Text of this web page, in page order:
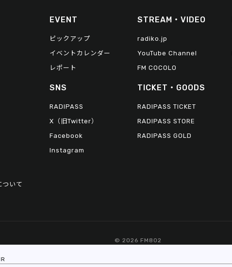
ついて
EVENT
ピックアップ
イベントカレンダー
レポート
SNS
RADIPASS
X（旧Twitter）
Facebook
Instagram
STREAM・VIDEO
radiko.jp
YouTube Channel
FM COCOLO
TICKET・GOODS
RADIPASS TICKET
RADIPASS STORE
RADIPASS GOLD
© 2026 FM802